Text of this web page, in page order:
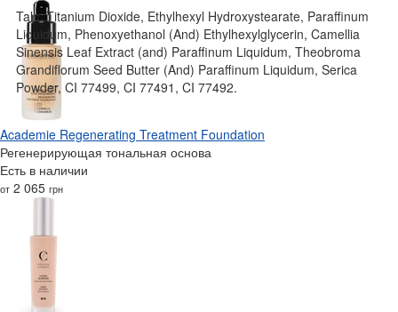
Talc, Titanium Dioxide, Ethylhexyl Hydroxystearate, Paraffinum
Liquidum, Phenoxyethanol (And) Ethylhexylglycerin, Camellia
Sinensis Leaf Extract (and) Paraffinum Liquidum, Theobroma
Grandiflorum Seed Butter (And) Paraffinum Liquidum, Serica
Powder, CI 77499, CI 77491, CI 77492.
Academie Regenerating Treatment Foundation
Регенерирующая тональная основа
Есть в наличии
от 2 065 грн